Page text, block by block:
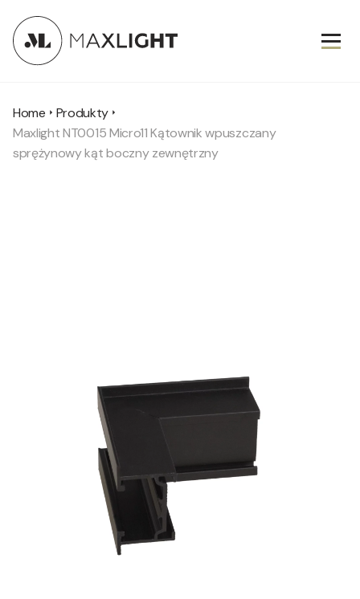
Home
Produkty
Maxlight NT0015 Micro11 Kątownik wpuszczany
sprężynowy kąt boczny zewnętrzny